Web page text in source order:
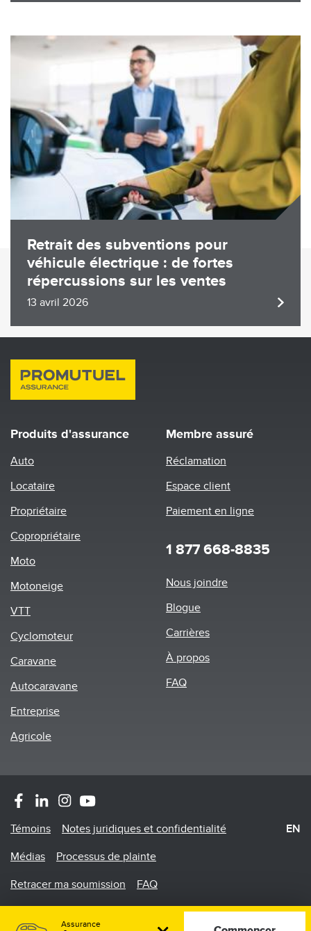
Assurance
Image
Retrait des subventions pour
véhicule électrique : de fortes
répercussions sur les ventes
13 avril 2026
Produits d'assurance
Auto
Locataire
Propriétaire
Copropriétaire
Moto
Motoneige
VTT
Cyclomoteur
Caravane
Autocaravane
Entreprise
Agricole
Membre assuré
Réclamation
Espace client
Paiement en ligne
1 877 668-8835
Footer
Nous joindre
Blogue
Carrières
À propos
FAQ
Footer
Menu
Témoins
Notes juridiques et confidentialité
Médias
Processus de plainte
Retracer ma soumission
FAQ
EN
©2026 Promutuel Assurance est une agence en assurance